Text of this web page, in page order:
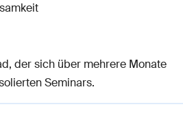
der sich über mehrere Monate
Seminars.